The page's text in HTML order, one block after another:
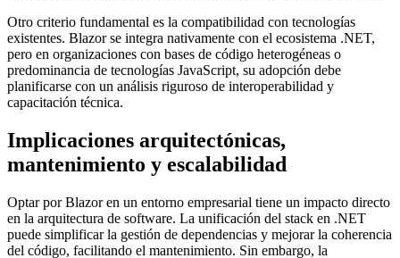
Otro criterio fundamental es la compatibilidad con tecnologías
existentes. Blazor se integra nativamente con el ecosistema .NET,
pero en organizaciones con bases de código heterogéneas o
predominancia de tecnologías JavaScript, su adopción debe
planificarse con un análisis riguroso de interoperabilidad y
capacitación técnica.
Implicaciones arquitectónicas,
mantenimiento y escalabilidad
Optar por Blazor en un entorno empresarial tiene un impacto directo
en la arquitectura de software. La unificación del stack en .NET
puede simplificar la gestión de dependencias y mejorar la coherencia
del código, facilitando el mantenimiento. Sin embargo, la